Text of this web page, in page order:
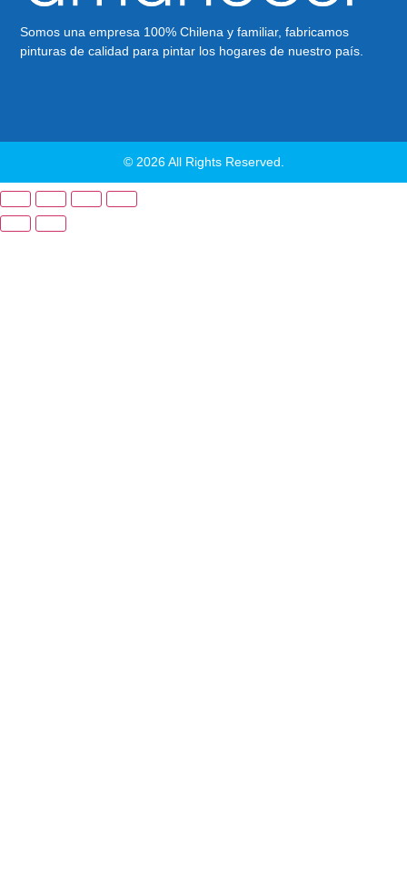
Somos una empresa 100% Chilena y familiar, fabricamos
pinturas de calidad para pintar los hogares de nuestro país.
© 2026 All Rights Reserved.